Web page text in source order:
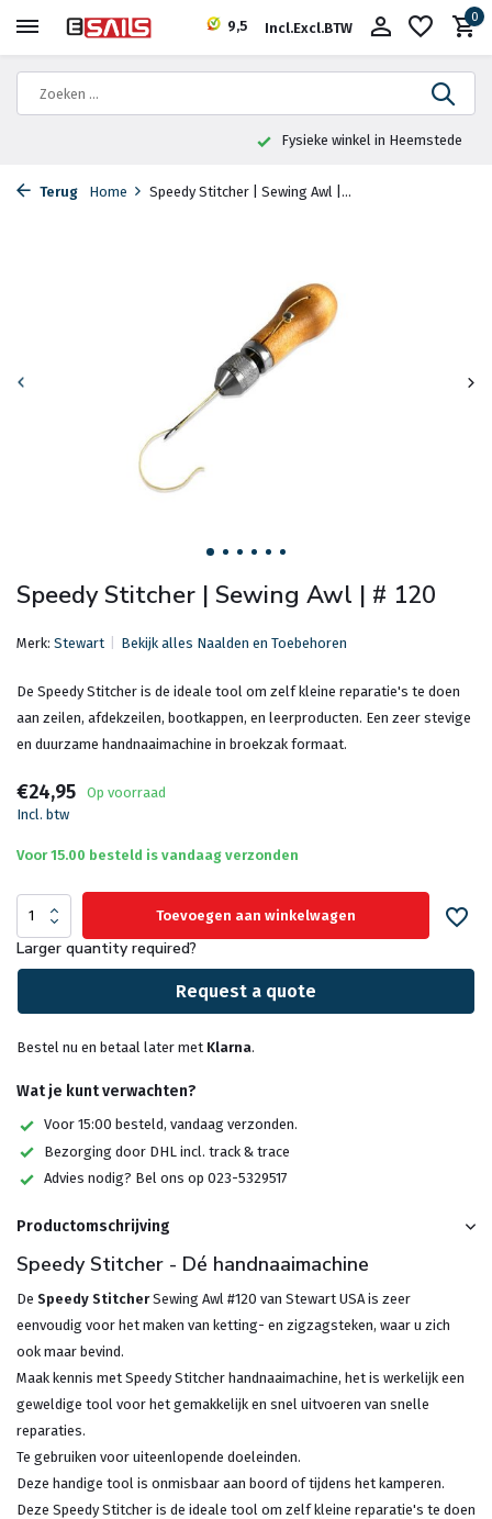
9,5 Incl.Excl.BTW
0
Fysieke winkel in Heemstede
Terug Home Speedy Stitcher | Sewing Awl |...
Speedy Stitcher | Sewing Awl | # 120
Merk: Stewart Bekijk alles Naalden en Toebehoren
De Speedy Stitcher is de ideale tool om zelf kleine reparatie's te doen
aan zeilen, afdekzeilen, bootkappen, en leerproducten. Een zeer stevige
en duurzame handnaaimachine in broekzak formaat.
€24,95
Op voorraad
Incl. btw
Voor 15.00 besteld is vandaag verzonden
Toevoegen aan winkelwagen
Larger quantity required?
Request a quote
Bestel nu en betaal later met Klarna.
Wat je kunt verwachten?
Voor 15:00 besteld, vandaag verzonden.
Bezorging door DHL incl. track & trace
Advies nodig? Bel ons op 023-5329517
Productomschrijving
Speedy Stitcher - Dé handnaaimachine
De Speedy StitcherSewing Awl #120 van Stewart USA is zeer
eenvoudig voor het maken van ketting- en zigzagsteken, waar u zich
ook maar bevind.
Maak kennis met Speedy Stitcher handnaaimachine, het is werkelijk een
geweldige tool voor het gemakkelijk en snel uitvoeren van snelle
reparaties.
Te gebruiken voor uiteenlopende doeleinden.
Deze handige tool is onmisbaar aan boord of tijdens het kamperen.
Deze Speedy Stitcher is de ideale tool om zelf kleine reparatie's te doen